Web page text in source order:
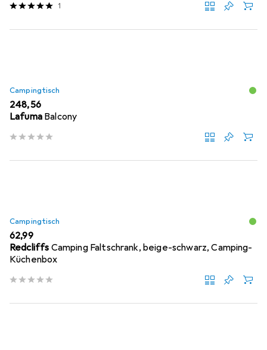
1
Campingtisch
EUR
248,56
Lafuma Balcony
Campingtisch
EUR
62,99
Redcliffs Camping Faltschrank, beige-schwarz, Camping-
Küchenbox